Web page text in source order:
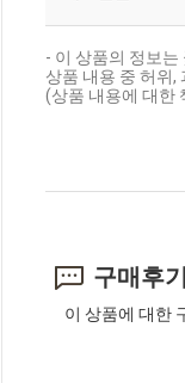
- 이 상품의 정보
상품 내용 중 허위
(상품 내용에 대한
구매후기
이 상품에 대한